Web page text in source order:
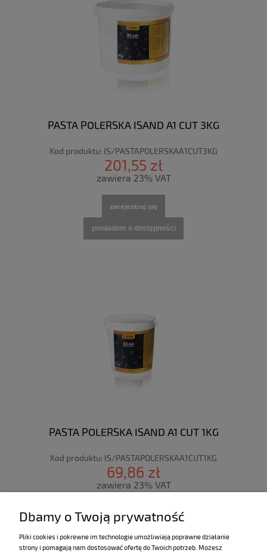
PASTA POLERSKA ISAND A1 CUT 3KG
Kod produktu: IS/PASTAPOLERSKAA1CUT3KG
201,55 zł
zawiera 23% VAT
zarejestruj się
powiadom o dostępności
PASTA POLERSKA ISAND A1 CUT 1KG
Kod produktu: IS/PASTAPOLERSKAA1CUT1KG
69,86 zł
zawiera 23% VAT
zarejestruj się
powiadom o dostępności
Dbamy o Twoją prywatność
Pliki cookies i pokrewne im technologie umożliwiają poprawne działanie
strony i pomagają nam dostosować ofertę do Twoich potrzeb. Możesz